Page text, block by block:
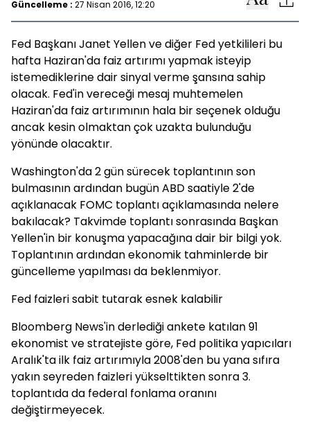
Güncelleme : 27 Nisan 2016, 12:20
Fed Başkanı Janet Yellen ve diğer Fed yetkilileri bu
hafta Haziran'da faiz artırımı yapmak isteyip
istemediklerine dair sinyal verme şansına sahip
olacak. Fed'in vereceği mesaj muhtemelen
Haziran'da faiz artırımının hala bir seçenek olduğu
ancak kesin olmaktan çok uzakta bulunduğu
yönünde olacaktır.
Washington'da 2 gün sürecek toplantının son
bulmasının ardından bugün ABD saatiyle 2'de
açıklanacak FOMC toplantı açıklamasında nelere
bakılacak? Takvimde toplantı sonrasında Başkan
Yellen'in bir konuşma yapacağına dair bir bilgi yok.
Toplantının ardından ekonomik tahminlerde bir
güncelleme yapılması da beklenmiyor.
Fed faizleri sabit tutarak esnek kalabilir
Bloomberg News'in derlediği ankete katılan 91
ekonomist ve stratejiste göre, Fed politika yapıcıları
Aralık'ta ilk faiz artırımıyla 2008'den bu yana sıfıra
yakın seyreden faizleri yükselttikten sonra 3.
toplantıda da federal fonlama oranını
değiştirmeyecek.